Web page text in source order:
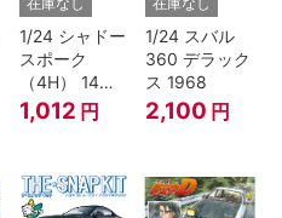
1/24 シャドー
スポーク
（4H） 14イ
ンチ
1,012 円
1/24 スバル
360 デラック
ス 1968
2,100 円